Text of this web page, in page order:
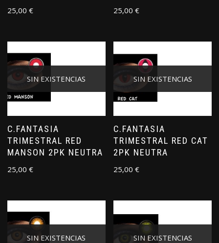
25,00 € 25,00€
SIN EXISTENCIAS
C.FANTASIA
TRIMESTRAL RED
MANSON 2PK NEUTRA
25,00 €
SIN EXISTENCIAS
C.FANTASIA
TRIMESTRAL RED CAT
2PK NEUTRA
25,00€
SIN EXISTENCIAS SIN EXISTENCIAS